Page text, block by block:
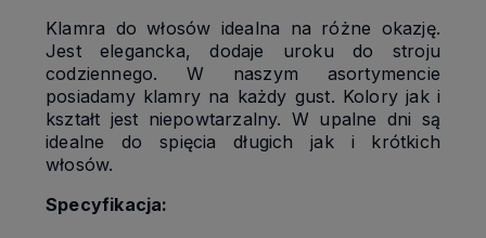
Klamra do włosów idealna na różne okazję.
Jest elegancka, dodaje uroku do stroju
codziennego. W naszym asortymencie
posiadamy klamry na każdy gust. Kolory jak i
kształt jest niepowtarzalny. W upalne dni są
idealne do spięcia długich jak i krótkich
włosów.
Specyfikacja: